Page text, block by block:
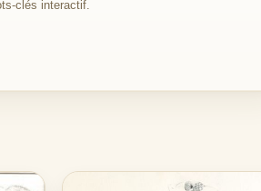
clés interactif.